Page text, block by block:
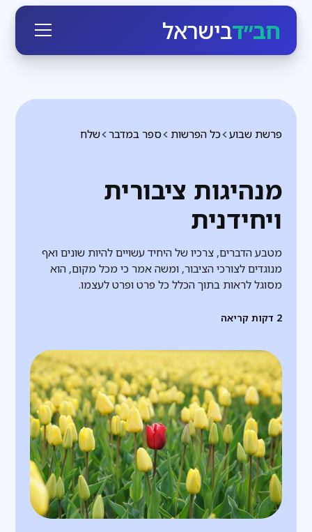
חב״דבישראל
שלח ספר במדבר כל הפרשות פרשת שבוע
מנהיגות ציבורית
ויחידנית
מטבע הדברים, צרכיו של היחיד עשויים להיות שונים ואף
מנוגדים לצורכי הציבור, ומשה אמר כי מכל מקום, הוא
מסוגל לראות בתוך הכלל כל פרט ופרט לעצמו.
2 דקות קריאה